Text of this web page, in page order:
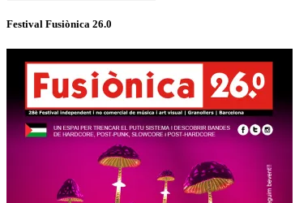
Festival Fusiònica 26.0